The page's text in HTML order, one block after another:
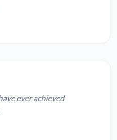
ever achieved